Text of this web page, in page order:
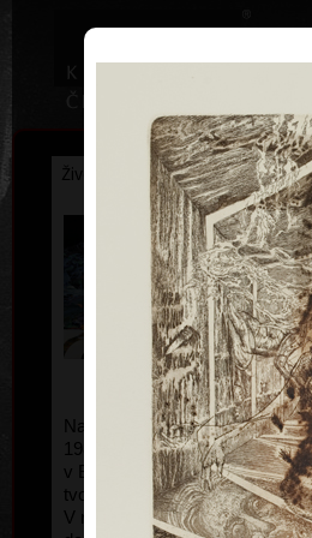
Životopis Výstavy Ocenění
Igor
*1962
Narodil sa roku 1962 v Třebíči.
1989 študoval na Vysokej
v Bratislave na oddelení voľnej
tvorby (profesor Albín
V rokoch 1987-1988 študoval